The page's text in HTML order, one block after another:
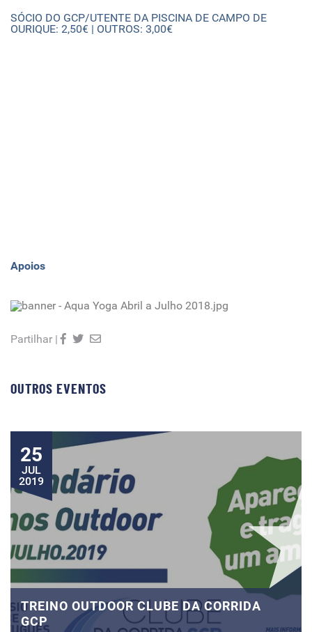
SÓCIO DO GCP/UTENTE DA PISCINA DE CAMPO DE
OURIQUE: 2,50€ | OUTROS: 3,00€
Apoios
Partilhar |
OUTROS EVENTOS
25
JUL
2019
TREINO OUTDOOR CLUBE DA CORRIDA
GCP